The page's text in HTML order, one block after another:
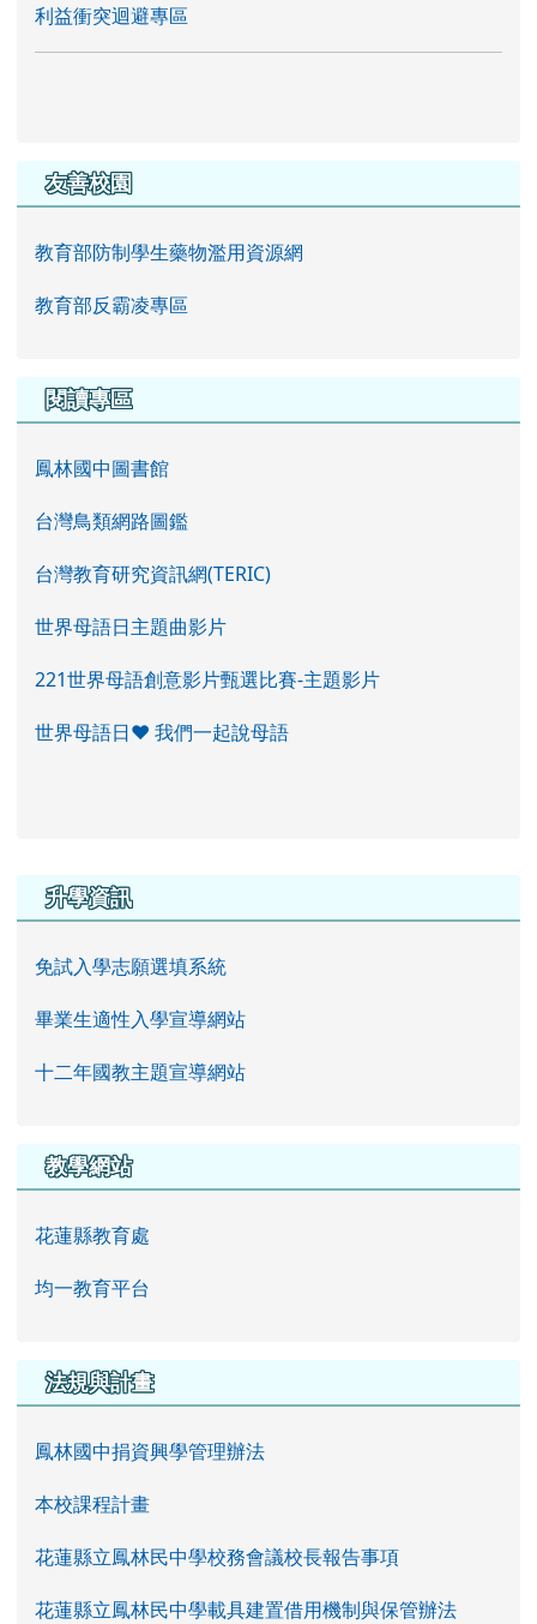
利益衝突迴避專區
友善校園
教育部防制學生藥物濫用資源網
教育部反霸凌專區
閱讀專區
鳳林國中圖書館
台灣鳥類網路圖鑑
台灣教育研究資訊網(TERIC)
世界母語日主題曲影片
221世界母語創意影片甄選比賽-主題影片
世界母語日♥ 我們一起說母語
右邊區域內容
升學資訊
免試入學志願選填系統
畢業生適性入學宣導網站
十二年國教主題宣導網站
教學網站
花蓮縣教育處
均一教育平台
法規與計畫
鳳林國中捐資興學管理辦法
本校課程計畫
花蓮縣立鳳林民中學校務會議校長報告事項
花蓮縣立鳳林民中學載具建置借用機制與保管辦法